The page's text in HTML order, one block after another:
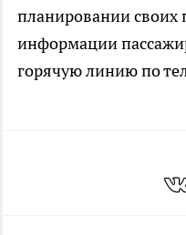
планировании своих
информации
горячую линию по